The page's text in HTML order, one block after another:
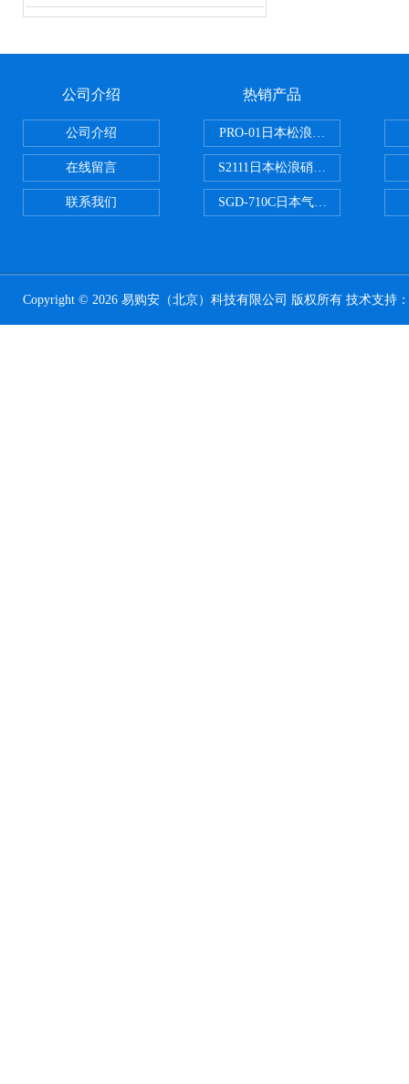
公司介绍
公司介绍
在线留言
联系我们
热销产品
PRO-01日本松浪硝子玻璃制品载
S2111日本松浪硝子载玻片
SGD-710C日本气体分割器
Copyright © 2026 易购安（北京）科技有限公司 版权所有 技术支持：